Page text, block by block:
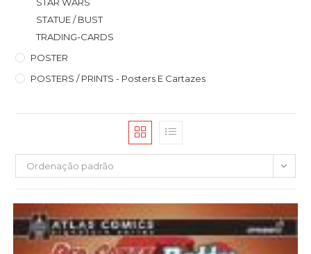
STATUE / BUST
TRADING-CARDS
POSTER
POSTERS / PRINTS - Posters E Cartazes
Ordenação padrão